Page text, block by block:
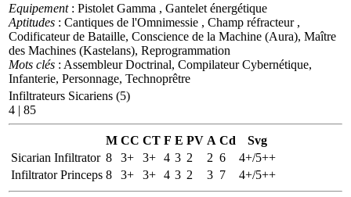
Equipement: Pistolet Gamma , Gantelet énergétique
Aptitudes : Cantiques de l'Omnimessie , Champ réfracteur ,
Codificateur de Bataille, Conscience de la Machine (Aura), Maître
des Machines (Kastelans), Reprogrammation
Mots clés : Assembleur Doctrinal, Compilateur Cybernétique,
Infanterie, Personnage, Technoprêtre
Infiltrateurs Sicariens (5)
4 | 85
M CC CT F E PV A Cd
Svg
Sicarian Infiltrator 8 3+ 3+ 4 3 2 2 6
4+/5++
Infiltrator Princeps 8 3+ 3+ 4 3 2 3 7 4+/5++